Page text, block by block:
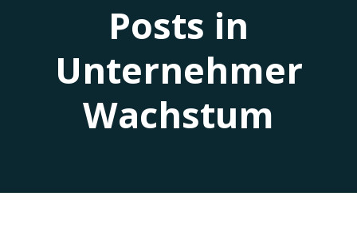
Posts in
Unternehmer
Wachstum